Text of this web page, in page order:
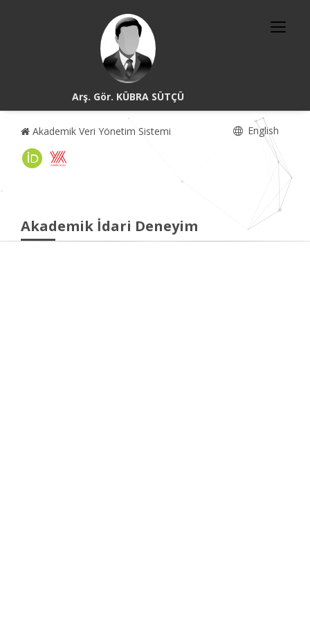
Arş. Gör. KÜBRA SÜTÇÜ
Akademik Veri Yönetim Sistemi English
Akademik İdari Deneyim